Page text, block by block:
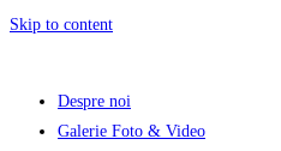
Skip to content
Despre noi
Galerie Foto & Video